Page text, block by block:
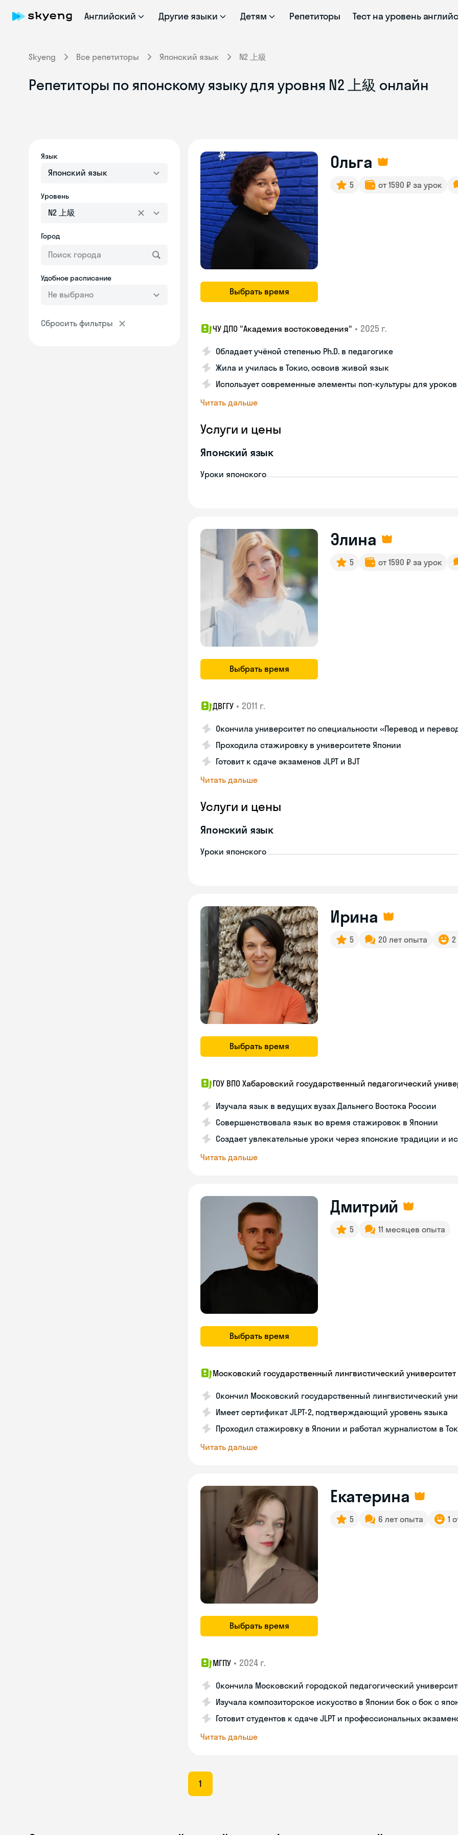
Английский Другие языки Детям Репетиторы Тест на уровень
Skyeng Все репетиторы Японский язык N2 上級
Репетиторы по японскому языку для уровня N2 上級 онлайн
Язык
Японский язык
Уровень
N2 上級
Город
Удобное расписание
Не выбрано
Сбросить фильтры
Выбрать время
Ольга
5 от 1590 ₽ за урок
ЧУ ДПО "Академия востоковедения" • 2025 г.
Обладает учёной степенью Ph.D. в педагогике
Жила и училась в Токио, освоив живой язык
Использует современные элементы поп-культуры для уроков
Читать дальше
Услуги и цены
Японский язык
Уроки японского
Выбрать время
Элина
5 от 1590 ₽ за урок
ДВГГУ • 2011 г.
Окончила университет по специальности «Перевод и
Проходила стажировку в университете Японии
Готовит к сдаче экзаменов JLPT и BJT
Читать дальше
Услуги и цены
Японский язык
Уроки японского
Выбрать время
Ирина
5 20 лет опыта 2
ГОУ ВПО Хабаровский государственный педагогический
Изучала язык в ведущих вузах Дальнего Востока России
Совершенствовала язык во время стажировок в Японии
Создает увлекательные уроки через японские традиции и
Читать дальше
Выбрать время
Дмитрий
5 11 месяцев опыта
Московский государственный лингвистический университет
Окончил Московский государственный лингвистический
Имеет сертификат JLPT-2, подтверждающий уровень языка
Проходил стажировку в Японии и работал журналистом в
Читать дальше
Выбрать время
Екатерина
5 6 лет опыта 1
МГПУ • 2024 г.
Окончила Московский городской педагогический
Изучала композиторское искусство в Японии бок о бок с
Готовит студентов к сдаче JLPT и профессиональных
Читать дальше
1